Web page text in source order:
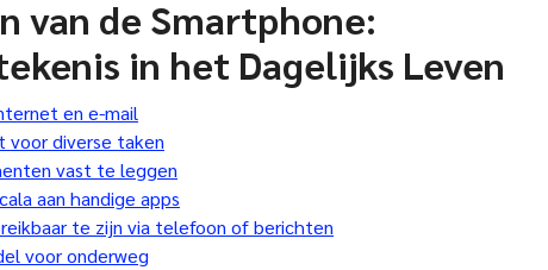
van de Smartphone:
in het Dagelijks Leven
en e-mail
voor diverse taken
vast te leggen
aan handige apps
te zijn via telefoon of berichten
voor onderweg